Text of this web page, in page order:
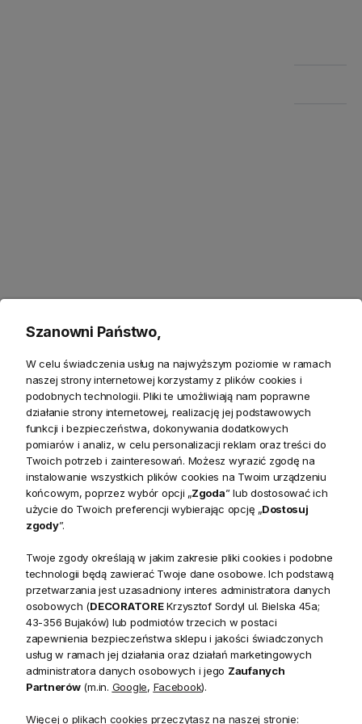
naturalnej formie
Donica Piala o wysokości 41 cm
to stylowy element z
kategoriiklasycznych donic dekoracyjnych, który
doskonale sprawdzi się zarówno we wnętrzach, jak i na
zadaszonym tarasie lub balkonie. Jejharmonijna forma
inspirowana tradycyjnymi donicami ogrodowymi
oraz
subtelne wykończenie w kolorzeciepłej kremowej bieli
wprowadzą do Twojej przestrzeni elegancję i
ponadczasowy charakter.
Tradycyjny kształt i naturalna faktura
Donica wyróżnia sięokrągłym, kielichowym profilem z
dekoracyjnym rantem , co nadaje jejklasyczny,
symetryczny wygląd. Wykonana z trwałego materiału o
strukturze imitującej kamień lub terakotę, prezentuje się
solidnie, a zarazem lekko dzięki jasnej kolorystyce.
Matowa, lekko porowata powierzchniapodkreśla jej
rustykalny i rękodzielniczy charakter, który idealnie współgra
Szanowni Państwo,
W celu świadczenia usług na najwyższym poziomie w ramach
naszej strony internetowej korzystamy z plików cookies i
podobnych technologii. Pliki te umożliwiają nam poprawne
działanie strony internetowej, realizację jej podstawowych
funkcji i bezpieczeństwa, dokonywania dodatkowych
pomiarów i analiz, w celu personalizacji reklam oraz treści do
Twoich potrzeb i zainteresowań. Możesz wyrazić zgodę na
instalowanie wszystkich plików cookies na Twoim urządzeniu
końcowym, poprzez wybór opcji „Zgoda” lub dostosować ich
użycie do Twoich preferencji wybierając opcję „Dostosuj
zgody”.
Twoje zgody określają w jakim zakresie pliki cookies i podobne
technologii będą zawierać Twoje dane osobowe. Ich podstawą
przetwarzania jest uzasadniony interes administratora danych
osobowych (DECORATOREKrzysztof Sordyl ul. Bielska 45a;
43-356 Bujaków) lub podmiotów trzecich w postaci
zapewnienia bezpieczeństwa sklepu i jakości świadczonych
usług w ramach jej działania oraz działań marketingowych
administratora danych osobowych i jego Zaufanych
Partnerów(m.in. Google, Facebook).
Więcej o plikach cookies przeczytasz na naszej stronie: